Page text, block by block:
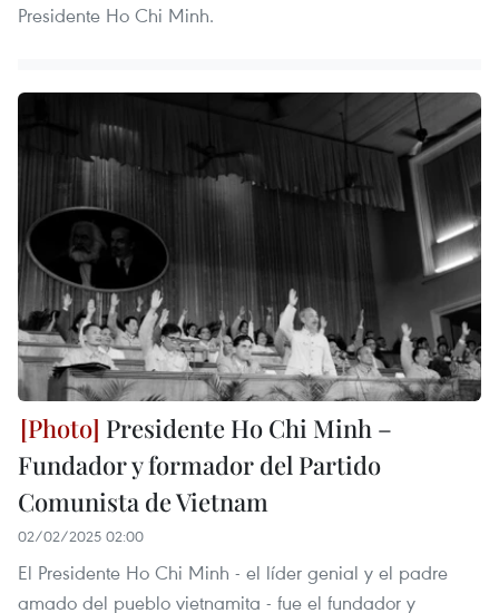
Presidente Ho Chi Minh.
Presidente Ho Chi Minh –
Fundador y formador del Partido
Comunista de Vietnam
02/02/2025 02:00
El Presidente Ho Chi Minh - el líder genial y el padre
amado del pueblo vietnamita - fue el fundador y